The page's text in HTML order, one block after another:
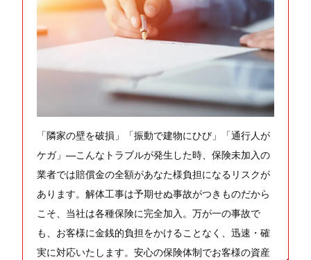
「隣家の壁を破損」「振動で建物にひび」「通行人が
ケガ」—こんなトラブルが発生した時、保険未加入の
業者では賠償金の全額があなた様負担になるリスクが
あります。解体工事は予期せぬ事故がつきものだから
こそ、当社は各種保険に完全加入。万が一の事故で
も、お客様に金銭的負担をかけることなく、迅速・確
実に対応いたします。安心の保険体制でお客様の資産